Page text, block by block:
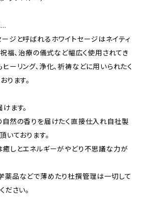
…
ジと呼ばれるホワイトセージはネイティ
祝福、治療の儀式など幅広く使用されてき
ーリング、浄化、祈祷などに用いられたく
ります。
ます。
然の香りを届けたく直接仕入れ自社製
いております。
しとエネルギーがやどり不思議な力が
薬品などで薄めたり杜撰管理は一切して
ださい。